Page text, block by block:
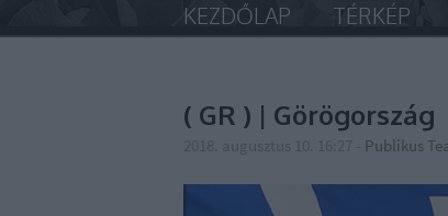
KEZDŐLAP TÉRKÉP
( GR ) | Görögország
Publikus